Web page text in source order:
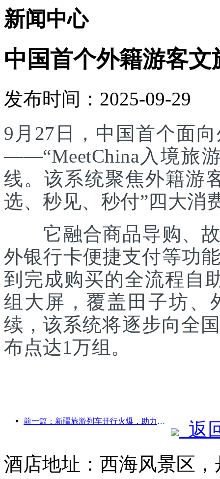
新闻中心
中国首个外籍游客
发布时间：2025-09-29
9月27日，中国首个面
——“MeetChina入境旅
线。该系统聚焦外籍游
选、秒见、秒付”四大消
它融合商品导购、故
外银行卡便捷支付等功
到完成购买的全流程自
组大屏，覆盖田子坊、
续，该系统将逐步向全
布点达1万组。
前一篇：新疆旅游列车开行火爆，助力文旅经济蓬勃发展
返
酒店地址：西海风景区